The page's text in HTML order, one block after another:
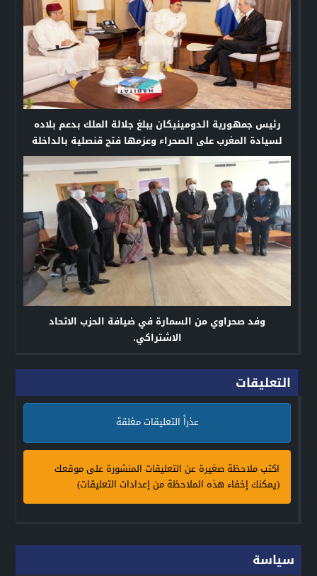
رئيس جمهورية الدومينيكان يبلغ جلالة الملك بدعم بلاده
لسيادة المغرب على الصحراء وعزمها فتح قنصلية بالداخلة
وفد صحراوي من السمارة في ضيافة الحزب الاتحاد
الاشتراكي.
التعليقات
عذراً التعليقات مغلقة
اكتب ملاحظة صغيرة عن التعليقات المنشورة على موقعك
(يمكنك إخفاء هذه الملاحظة من إعدادات التعليقات)
سياسة